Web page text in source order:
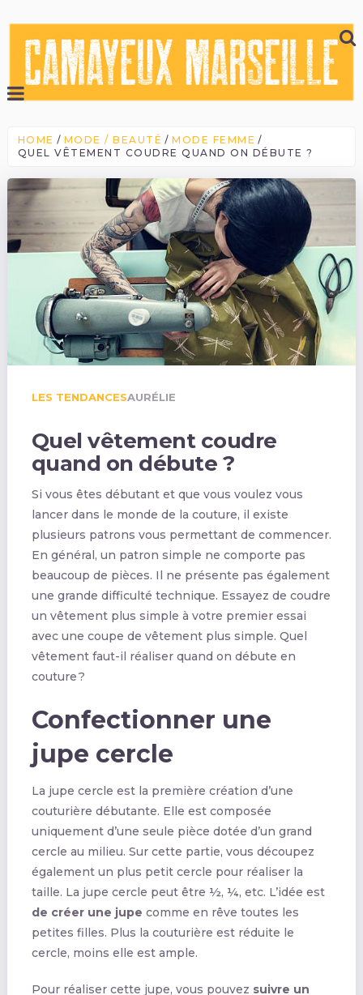
HOME MODE / BEAUTÉ
MODE FEMME
QUEL VÊTEMENT COUDRE QUAND ON DÉBUTE ?
LES TENDANCESAURÉLIE
Quel vêtement coudre
quand on débute ?
Si vous êtes débutant et que vous voulez vous
lancer dans le monde de la couture, il existe
plusieurs patrons vous permettant de commencer.
En général, un patron simple ne comporte pas
beaucoup de pièces. Il ne présente pas également
une grande difficulté technique. Essayez de coudre
un vêtement plus simple à votre premier essai
avec une coupe de vêtement plus simple. Quel
vêtement faut-il réaliser quand on débute en
couture ?
Confectionner une
jupe cercle
La jupe cercle est la première création d’une
couturière débutante. Elle est composée
uniquement d’une seule pièce dotée d’un grand
cercle au milieu. Sur cette partie, vous découpez
également un plus petit cercle pour réaliser la
taille. La jupe cercle peut être ½, ¼, etc. L’idée est
de créer une jupe comme en rêve toutes les
petites filles. Plus la couturière est réduite le
cercle, moins elle est ample.
Pour réaliser cette jupe, vous pouvez suivre un